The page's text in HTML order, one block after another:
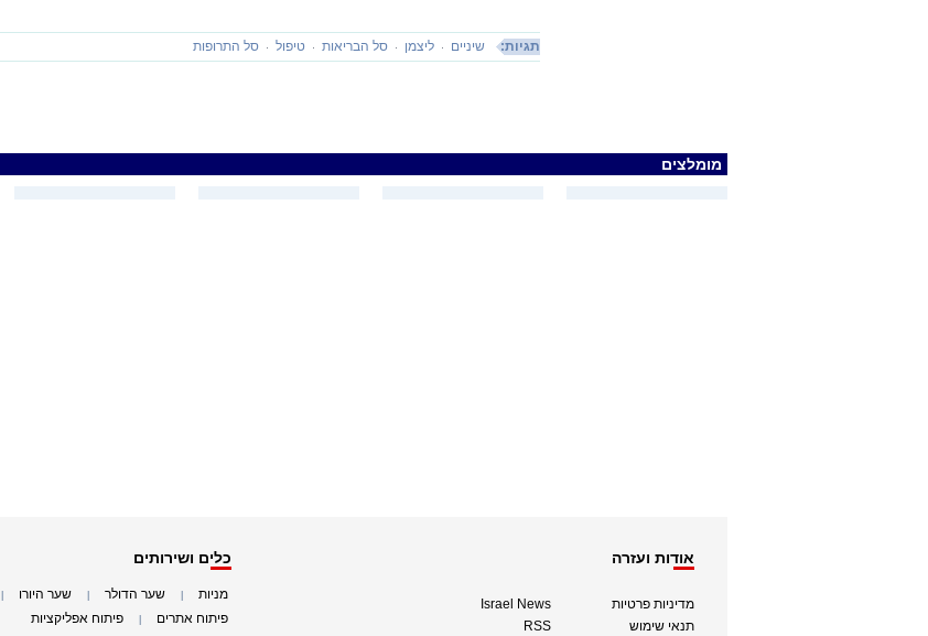
תגיות: שיניים ליצמן סל הבריאות טיפול סל התרופות
מומלצים
אודות ועזרה
מדיניות פרטיות
תנאי שימוש
Israel News
RSS
כלים ושירותים
מניות שער הדולר שער היורו
פיתוח אתרים פיתוח אפליקציות